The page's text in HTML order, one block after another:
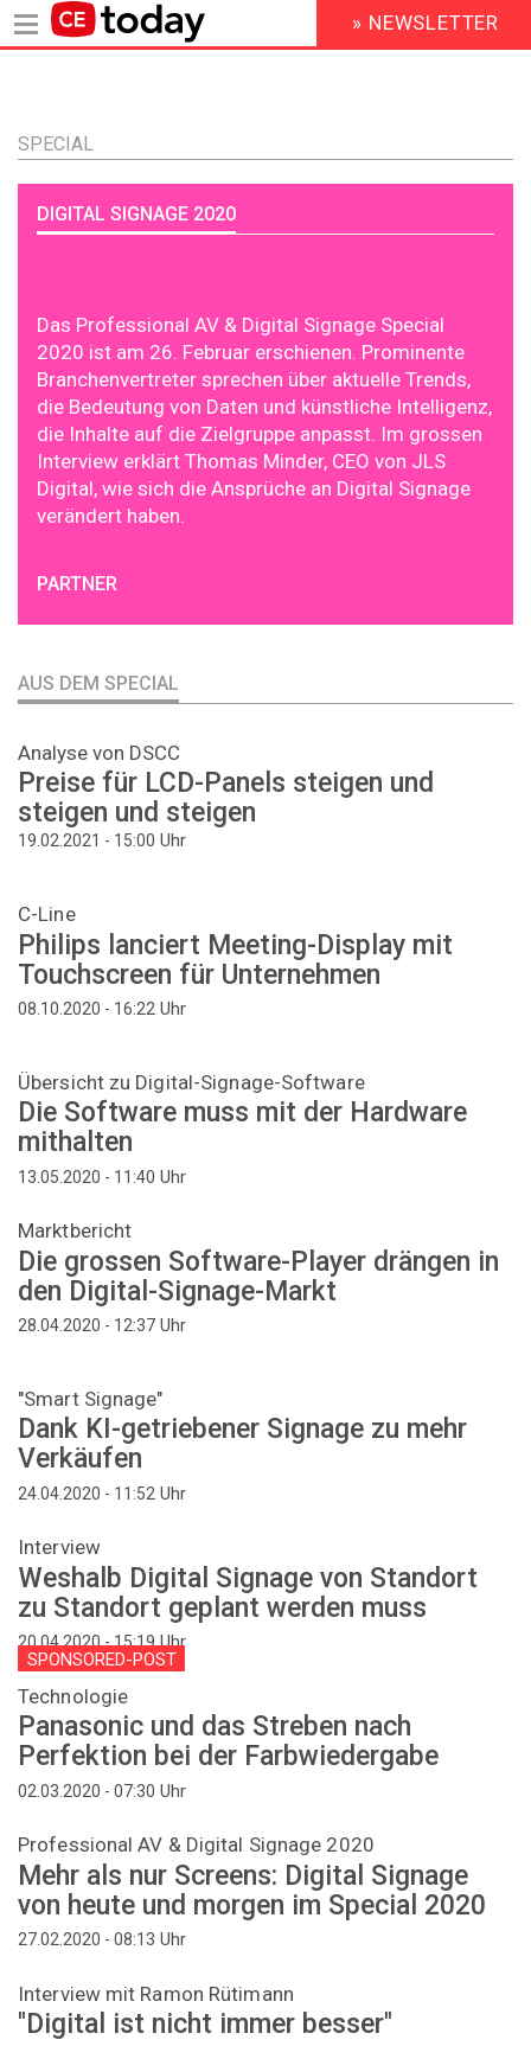
Inhalt
HEADER
MENU
» NEWSLETTER
SPECIAL
DIGITAL SIGNAGE 2020
Das Professional AV & Digital Signage Special
2020 ist am 26. Februar erschienen. Prominente
Branchenvertreter sprechen über aktuelle Trends,
die Bedeutung von Daten und künstliche Intelligenz,
die Inhalte auf die Zielgruppe anpasst. Im grossen
Interview erklärt Thomas Minder, CEO von JLS
Digital, wie sich die Ansprüche an Digital Signage
verändert haben.
PARTNER
AUS DEM SPECIAL
Analyse von DSCC
Preise für LCD-Panels steigen und
steigen und steigen
19.02.2021 - 15:00 Uhr
C-Line
Philips lanciert Meeting-Display mit
Touchscreen für Unternehmen
08.10.2020 - 16:22 Uhr
Übersicht zu Digital-Signage-Software
Die Software muss mit der Hardware
mithalten
13.05.2020 - 11:40 Uhr
Marktbericht
Die grossen Software-Player drängen in
den Digital-Signage-Markt
28.04.2020 - 12:37 Uhr
"Smart Signage"
Dank KI-getriebener Signage zu mehr
Verkäufen
24.04.2020 - 11:52 Uhr
Interview
Weshalb Digital Signage von Standort
zu Standort geplant werden muss
20.04.2020 - 15:19Uhr
SPONSORED-POST
Technologie
Panasonic und das Streben nach
Perfektion bei der Farbwiedergabe
02.03.2020 - 07:30 Uhr
Professional AV & Digital Signage 2020
Mehr als nur Screens: Digital Signage
von heute und morgen im Special 2020
27.02.2020 - 08:13 Uhr
Interview mit Ramon Rütimann
"Digital ist nicht immer besser"